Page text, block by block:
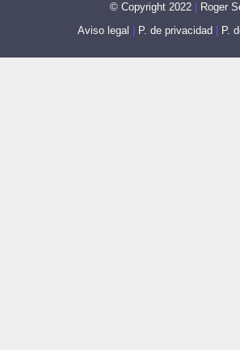
© Copyright 2022
Roger
Aviso legal | P. de privacidad | P.